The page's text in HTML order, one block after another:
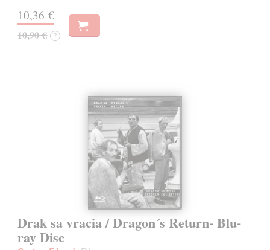
10,36 €
10,90 € ?
Drak sa vracia / Dragon´s Return- Blu-
ray Disc